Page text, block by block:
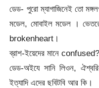
ডেড- পুরো ম্যাগাজিনেই তো
মডেল, মোবাইল মডেল ।
brokenheart।
ব্রাশ-ইয়েদের মানে confused?
ডেড-অইযে সানি লিওন,
ইত্যাদি এদের ছবিটবি আর কি।